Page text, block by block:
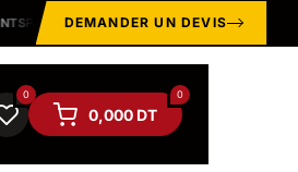
PROFESSIONNELS EPI ·
DEMANDER UN DEVIS
0 0
0,000DT